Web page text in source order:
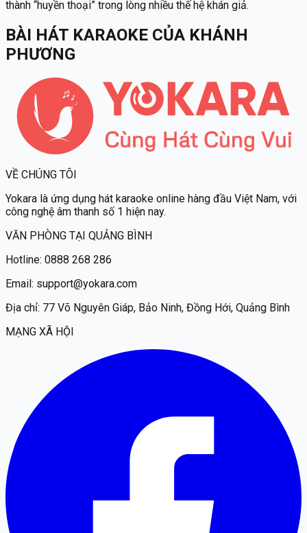
thành “huyền thoại” trong lòng nhiều thế hệ khán giả.
BÀI HÁT KARAOKE CỦA KHÁNH
PHƯƠNG
VỀ CHÚNG TÔI
Yokara là ứng dụng hát karaoke online hàng đầu Việt Nam, với
công nghệ âm thanh số 1 hiện nay.
VĂN PHÒNG TẠI QUẢNG BÌNH
Hotline: 0888 268 286
Email: support@yokara.com
Địa chỉ: 77 Võ Nguyên Giáp, Bảo Ninh, Đồng Hới, Quảng Bình
MẠNG XÃ HỘI